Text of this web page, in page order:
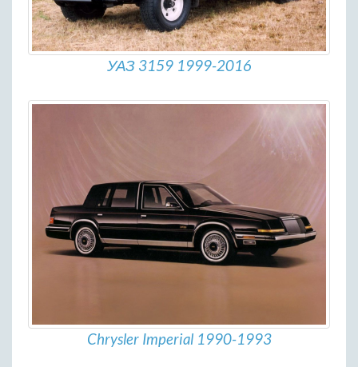
УАЗ 3159 1999-2016
Chrysler Imperial 1990-1993